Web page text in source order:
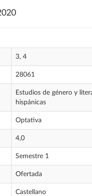
3, 4
28061
Estudios de género y
hispánicas
Optativa
4,0
Semestre 1
Ofertada
Castellano